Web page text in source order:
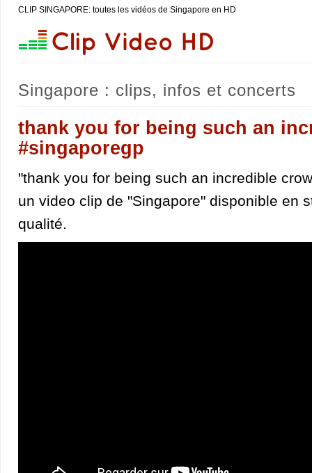
CLIP SINGAPORE: toutes les vidéos de Singapore en HD
Singapore : clips, infos et concerts
thank you for being such an
#singaporegp
"thank you for being such an incredible
un video clip de "Singapore" disponible en
qualité.